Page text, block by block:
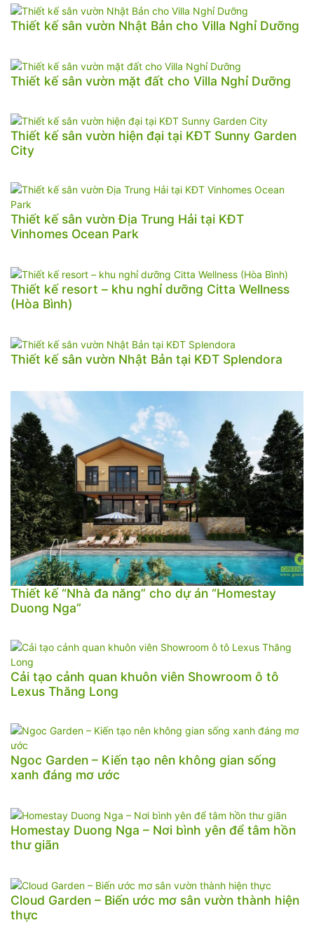
Thiết kế sân vườn Nhật Bản cho Villa Nghỉ Dưỡng
Thiết kế sân vườn mặt đất cho Villa Nghỉ Dưỡng
Thiết kế sân vườn hiện đại tại KĐT Sunny Garden
City
Thiết kế sân vườn Địa Trung Hải tại KĐT
Vinhomes Ocean Park
Thiết kế resort – khu nghỉ dưỡng Citta Wellness
(Hòa Bình)
Thiết kế sân vườn Nhật Bản tại KĐT Splendora
Thiết kế “Nhà đa năng” cho dự án “Homestay
Duong Nga”
Cải tạo cảnh quan khuôn viên Showroom ô tô
Lexus Thăng Long
Ngoc Garden – Kiến tạo nên không gian sống
xanh đáng mơ ước
Homestay Duong Nga – Nơi bình yên để tâm hồn
thư giãn
Cloud Garden – Biến ước mơ sân vườn thành hiện
thực